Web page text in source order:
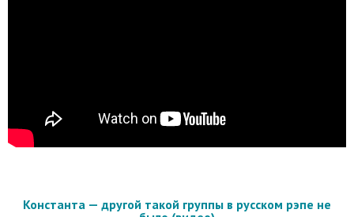
Константа — другой такой группы в русском рэпе не